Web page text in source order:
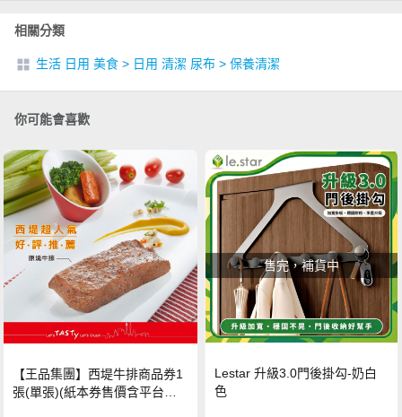
相關分類
生活 日用 美食 > 日用 清潔 尿布 > 保養清潔
你可能會喜歡
【王品集團】西堤牛排商品券1
張(單張)(紙本券售價含平台物
售完，補貨中
Lestar 升級3.0門後掛勾-奶白
色